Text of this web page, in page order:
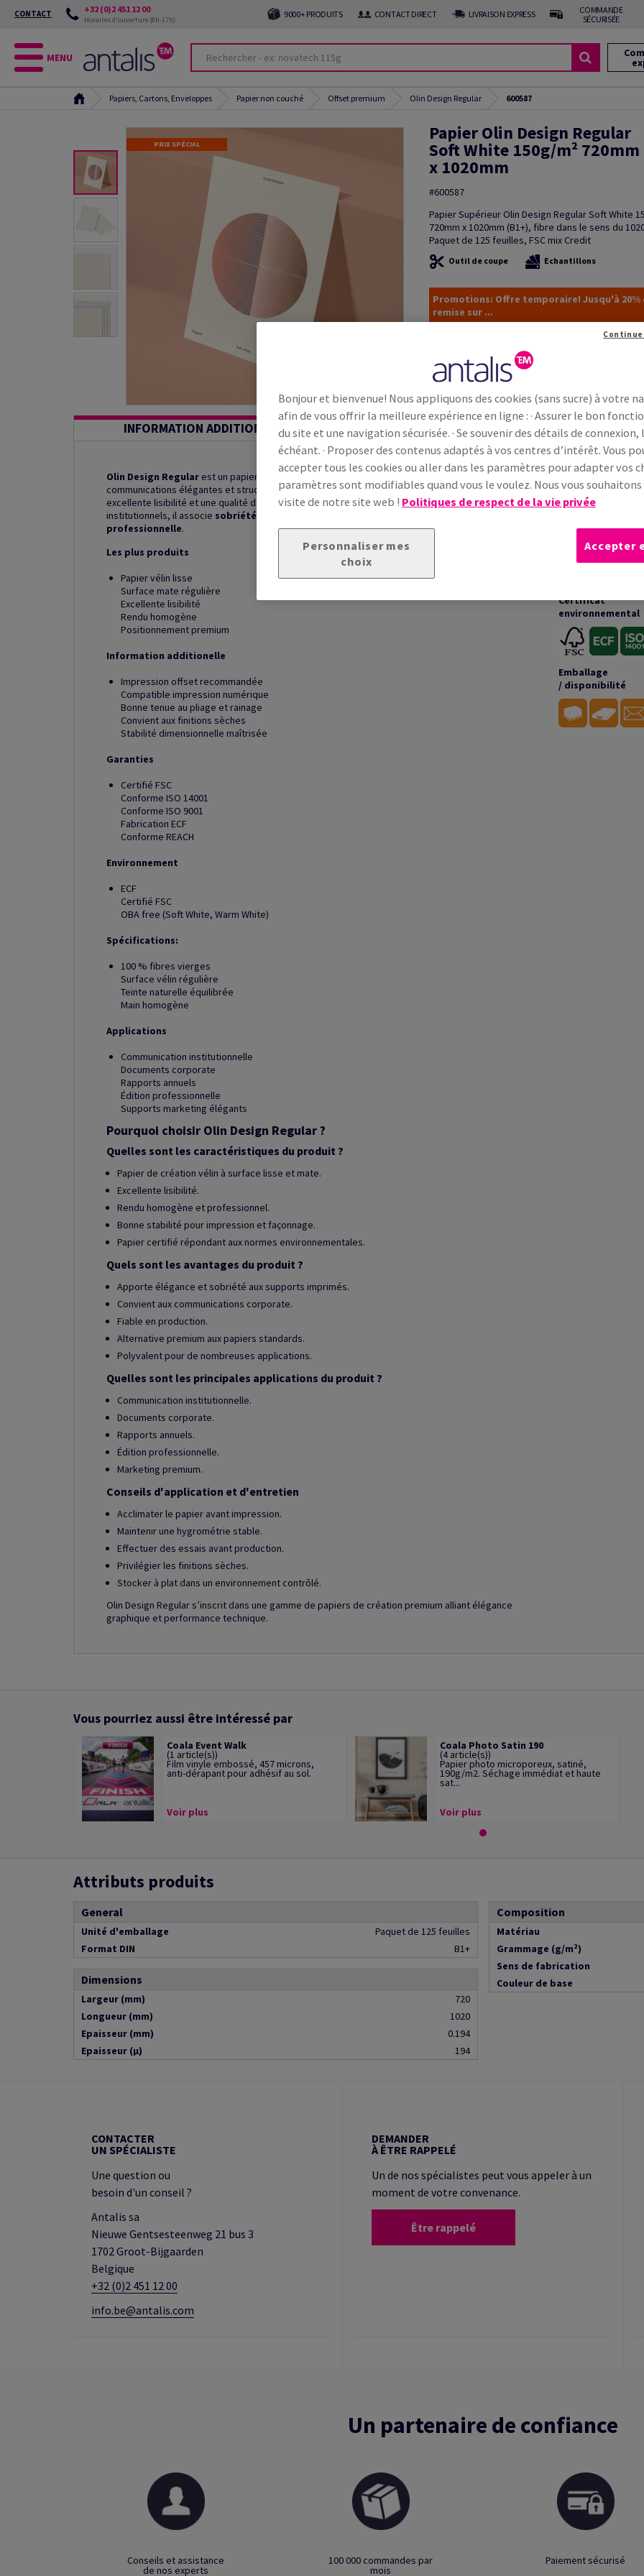
CONTACT +32 (0)2 451 12 00
Horaires d'ouverture (8h-17h) 9000+ PRODUITS CONTACT DIRECT LIVRAISON EXPRESS
COMMANDE
SÉCURISÉE
MENU
Papiers, Cartons, Enveloppes Papier non couché Offset premium Olin Design Regular 600587
PRIX SPÉCIAL
Papier Olin Design Regular
Soft White 150g/m² 720mm
x 1020mm
#600587
Papier Supérieur Olin Design Regular Soft White
720mm x 1020mm (B1+), fibre dans le sens du
Paquet de 125 feuilles, FSC mix Credit
Outil de coupe Echantillons
Promotions: Offre temporaire! Jusqu'à 20%
remise sur ...
INFORMATION ADDITIONNELLE INFORMATIONS TECHNIQUES
Olin Design Regular est un papier de création vélin à la surface lisse et naturelle, conçu pour des
communications élégantes et structurées. Sa teinte équilibrée et son rendu mat garantissent une
excellente lisibilité et une qualité d’impression homogène. Adapté aux projets corporate et
institutionnels, il associe sobriété graphique
professionnelle.
Les plus produits
Papier vélin lisse
Surface mate régulière
Excellente lisibilité
Rendu homogène
Positionnement premium
Information additionelle
Impression offset recommandée
Compatible impression numérique
Bonne tenue au pliage et rainage
Convient aux finitions sèches
Stabilité dimensionnelle maîtrisée
Garanties
Certifié FSC
Conforme ISO 14001
Conforme ISO 9001
Fabrication ECF
Conforme REACH
Environnement
ECF
Certifié FSC
OBA free (Soft White, Warm White)
Spécifications:
100 % fibres vierges
Surface vélin régulière
Teinte naturelle équilibrée
Main homogène
Applications
Communication institutionnelle
Documents corporate
Rapports annuels
Édition professionnelle
Supports marketing élégants
Pourquoi choisir Olin Design Regular ?
Quelles sont les caractéristiques du produit ?
Papier de création vélin à surface lisse et mate.
Excellente lisibilité.
Rendu homogène et professionnel.
Bonne stabilité pour impression et façonnage.
Papier certifié répondant aux normes environnementales.
Quels sont les avantages du produit ?
Apporte élégance et sobriété aux supports imprimés.
Convient aux communications corporate.
Fiable en production.
Alternative premium aux papiers standards.
Polyvalent pour de nombreuses applications.
Quelles sont les principales applications du produit ?
Communication institutionnelle.
Documents corporate.
Rapports annuels.
Édition professionnelle.
Marketing premium.
Conseils d'application et d'entretien
Acclimater le papier avant impression.
Maintenir une hygrométrie stable.
Effectuer des essais avant production.
Privilégier les finitions sèches.
Stocker à plat dans un environnement contrôlé.
Olin Design Regular s’inscrit dans une gamme de papiers de création premium alliant élégance
graphique et performance technique.
Garanties
Impression &
transformation
Certificat
environnemental
Emballage
/ disponibilité
Vous pourriez aussi être intéressé par
Coala Event Walk
(1 article(s))
Film vinyle embossé, 457 microns,
anti-dérapant pour adhésif au sol.
Voir plus
Coala Photo Satin 190
(4 article(s))
Papier photo microporeux, satiné,
190g/m2. Séchage immédiat et haute
sat...
Voir plus
Attributs produits
General
Unité d'emballage
Paquet de 125 feuilles
Format DIN
B1+
Dimensions
Largeur (mm)
720
Longueur (mm)
1020
Epaisseur (mm)
0.194
Epaisseur (µ)
194
Composition
Matériau
Grammage (g/m²)
Sens de fabrication
Couleur de base
CONTACTER
UN SPÉCIALISTE
Une question ou
besoin d'un conseil ?
Antalis sa
Nieuwe Gentsesteenweg 21 bus 3
1702 Groot-Bijgaarden
Belgique
+32 (0)2 451 12 00
info.be@antalis.com
DEMANDER
À ÊTRE RAPPELÉ
Un de nos spécialistes peut vous appeler à un
moment de votre convenance.
Être rappelé
Un partenaire de confiance
Conseils et assistance
de nos experts
100 000 commandes par
mois
Paiement sécurisé
Bonjour et bienvenue! Nous appliquons des cookies (sans sucre) à votre
afin de vous offrir la meilleure expérience en ligne : · Assurer le bon
du site et une navigation sécurisée. · Se souvenir des détails de connexion,
échéant. · Proposer des contenus adaptés à vos centres d’intérêt. Vous
accepter tous les cookies ou aller dans les paramètres pour adapter vos
paramètres sont modifiables quand vous le voulez. Nous vous souhaitons
visite de notre site web ! Politiques de respect de la vie privée
Personnaliser mes
choix
Accepter